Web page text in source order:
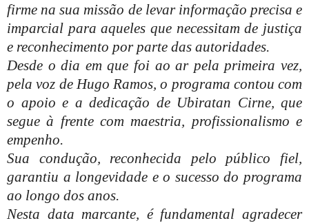
firme na sua missão de levar informação precisa e
imparcial para aqueles que necessitam de justiça
e reconhecimento por parte das autoridades.
Desde o dia em que foi ao ar pela primeira vez,
pela voz de Hugo Ramos, o programa contou com
o apoio e a dedicação de Ubiratan Cirne, que
segue à frente com maestria, profissionalismo e
empenho.
Sua condução, reconhecida pelo público fiel,
garantiu a longevidade e o sucesso do programa
ao longo dos anos.
Nesta data marcante, é fundamental agradecer